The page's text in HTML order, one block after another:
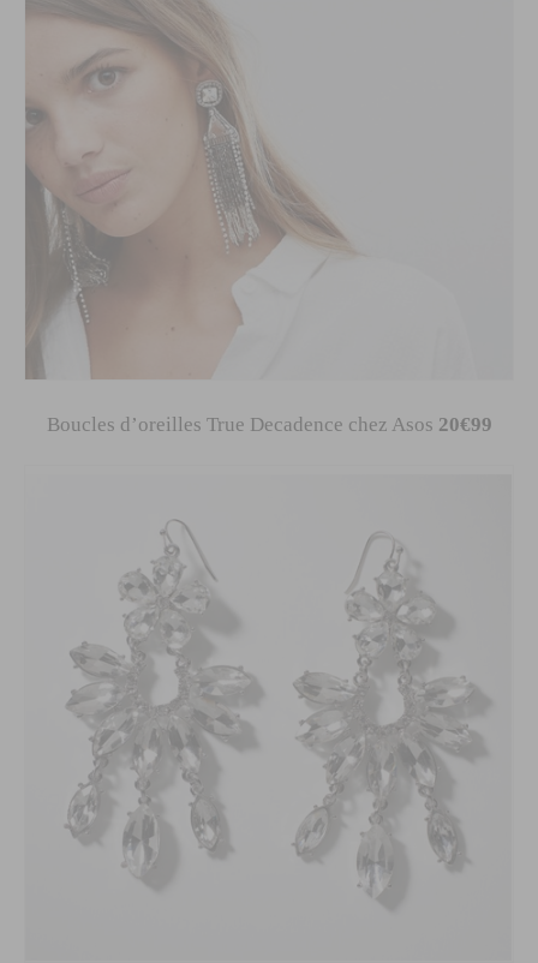
Boucles d’oreilles True Decadence chez Asos 20€99